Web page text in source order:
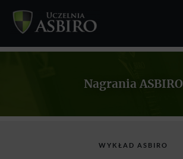
Nagrania ASBIRO
WYKŁAD ASBIRO